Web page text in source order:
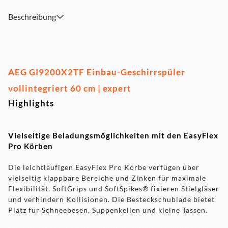
Beschreibung
AEG GI9200X2TF Einbau-Geschirrspüler
vollintegriert 60 cm | expert
Highlights
Vielseitige Beladungsmöglichkeiten mit den EasyFlex
Pro Körben
Die leichtläufigen EasyFlex Pro Körbe verfügen über
vielseitig klappbare Bereiche und Zinken für maximale
Flexibilität. SoftGrips und SoftSpikes® fixieren Stielgläser
und verhindern Kollisionen. Die Besteckschublade bietet
Platz für Schneebesen, Suppenkellen und kleine Tassen.